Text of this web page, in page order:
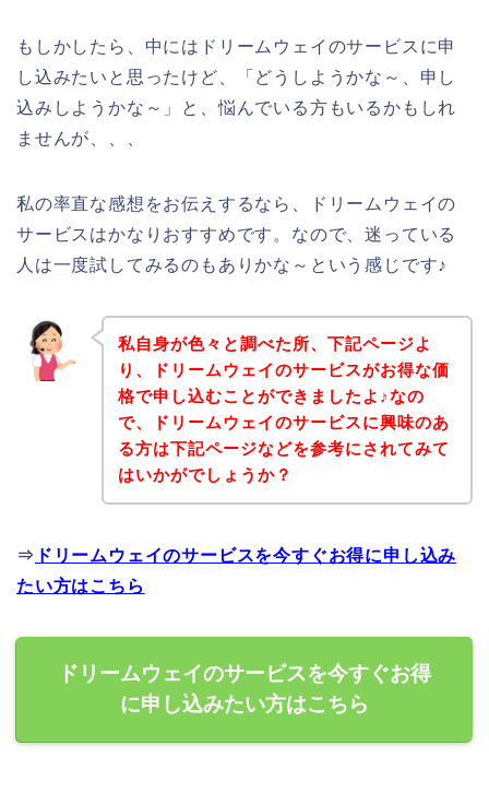
もしかしたら、中にはドリームウェイのサービスに申
し込みたいと思ったけど、「どうしようかな～、申し
込みしようかな～」と、悩んでいる方もいるかもしれ
ませんが、、、
私の率直な感想をお伝えするなら、ドリームウェイの
サービスはかなりおすすめです。なので、迷っている
人は一度試してみるのもありかな～という感じです♪
私自身が色々と調べた所、下記ページよ
り、ドリームウェイのサービスがお得な価
格で申し込むことができましたよ♪なの
で、ドリームウェイのサービスに興味のあ
る方は下記ページなどを参考にされてみて
はいかがでしょうか？
⇒ ドリームウェイのサービスを今すぐお得に申し込み
たい方はこちら
ドリームウェイのサービスを今すぐお得
に申し込みたい方はこちら